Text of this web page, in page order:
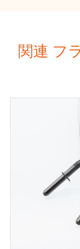
関連 フ